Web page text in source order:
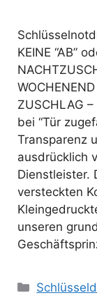
KEINE “AB”
ZUSCHLAG –
bei “Tür
Transparenz
ausdrücklich
Dienstleister.
versteckten
unseren
Kategorien